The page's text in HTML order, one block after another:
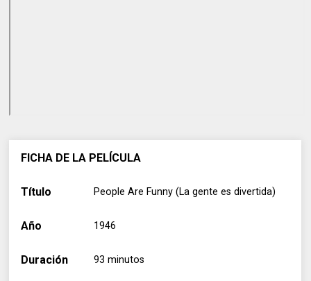
FICHA DE LA PELÍCULA
Título People Are Funny (La gente es divertida)
Año 1946
Duración 93 minutos